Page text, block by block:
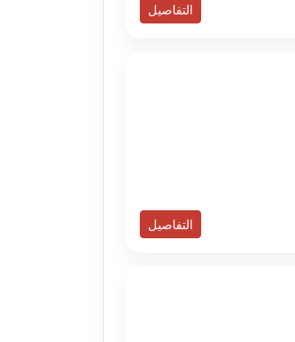
التفاصيل
التفاصيل